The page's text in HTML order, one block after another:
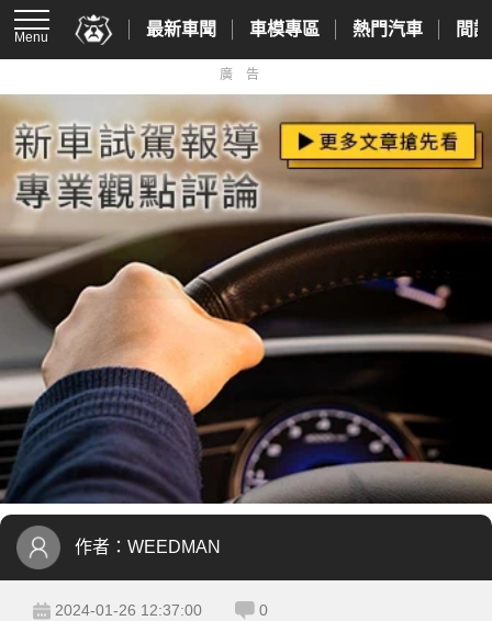
Menu 最新車聞 車模專區 熱門汽車 間
廣告
作者： WEEDMAN
2024-01-26 12:37:00 0